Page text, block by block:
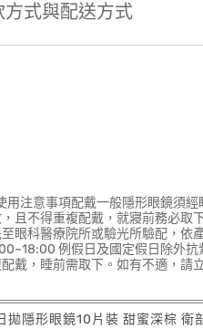
方式與配送方式
注意事項配戴一般隱形眼鏡須
且不得重複配戴，就寢前務必取
眼科醫療院所或驗光所驗配，依
例假日及國定假日除外抗
戴，睡前需取下。如有不適，請
拋隱形眼鏡10片裝 甜蜜深棕 衛